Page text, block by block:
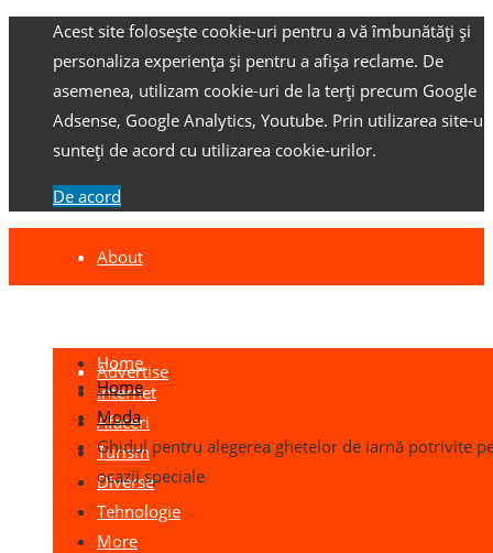
Acest site folosește cookie-uri pentru a vă îmbunătăți și
personaliza experiența și pentru a afișa reclame. De
asemenea, utilizam cookie-uri de la terți precum Google
Adsense, Google Analytics, Youtube. Prin utilizarea site-
sunteți de acord cu utilizarea cookie-urilor.
De acord
About
Advertise
Home
Internet
Afaceri
Turism
Diverse
Tehnologie
More
Home
Moda
Ghidul pentru alegerea ghetelor de iarnă potrivite
ocazii speciale